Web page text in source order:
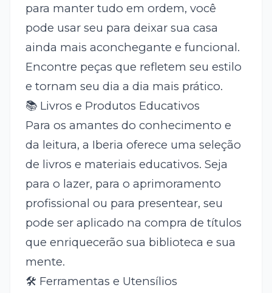
para manter tudo em ordem, você
pode usar seu para deixar sua casa
ainda mais aconchegante e funcional.
Encontre peças que refletem seu estilo
e tornam seu dia a dia mais prático.
📚 Livros e Produtos Educativos
Para os amantes do conhecimento e
da leitura, a Iberia oferece uma seleção
de livros e materiais educativos. Seja
para o lazer, para o aprimoramento
profissional ou para presentear, seu
pode ser aplicado na compra de títulos
que enriquecerão sua biblioteca e sua
mente.
🛠️ Ferramentas e Utensílios